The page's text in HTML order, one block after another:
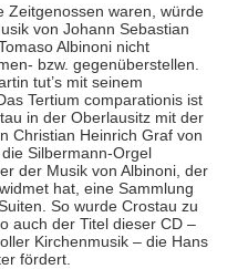
Zeitgenossen waren, würde
von Johann Sebastian
Albinoni nicht
bzw. gegenüberstellen.
tut’s mit seinem
Tertium comparationis ist
in der Oberlausitz mit der
Christian Heinrich Graf von
Silbermann-Orgel
der Musik von Albinoni, der
hat, eine Sammlung
So wurde Crostau zu
auch der Titel dieser CD –
Kirchenmusik – die Hans
fördert.